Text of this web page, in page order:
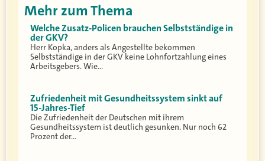
Mehr zum Thema
Welche Zusatz-Policen brauchen Selbstständige in
der GKV?
Herr Kopka, anders als Angestellte bekommen
Selbstständige in der GKV keine Lohnfortzahlung eines
Arbeitsgebers. Wie…
Zufriedenheit mit Gesundheitssystem sinkt auf
15-Jahres-Tief
Die Zufriedenheit der Deutschen mit ihrem
Gesundheitssystem ist deutlich gesunken. Nur noch 62
Prozent der…